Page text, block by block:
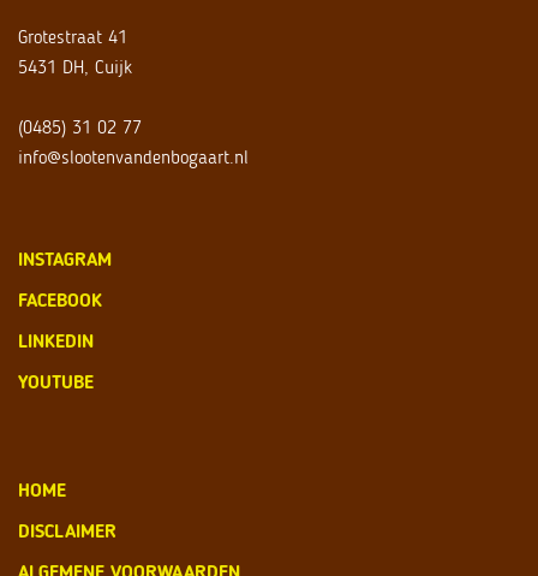
Grotestraat 41
5431 DH, Cuijk
(0485) 31 02 77
info@slootenvandenbogaart.nl
INSTAGRAM
FACEBOOK
LINKEDIN
YOUTUBE
HOME
DISCLAIMER